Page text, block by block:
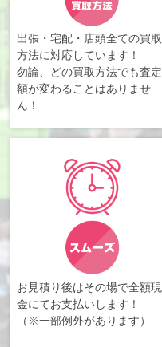
出張・宅配・店頭全ての買取
方法に対応しています！
勿論、どの買取方法でも査定
額が変わることはありませ
ん！
お見積り後はその場で全額現
金にてお支払いします！
（※一部例外があります）